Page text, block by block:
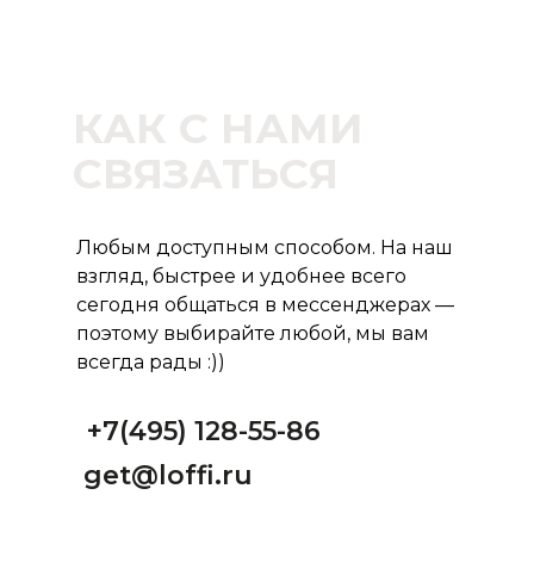
Любым доступным способом. На наш
взгляд, быстрее и удобнее всего
сегодня общаться в мессенджерах —
поэтому выбирайте любой, мы вам
всегда рады :))
+7(495) 128-55-86
get@loffi.ru
КАК С НАМИ
СВЯЗАТЬСЯ